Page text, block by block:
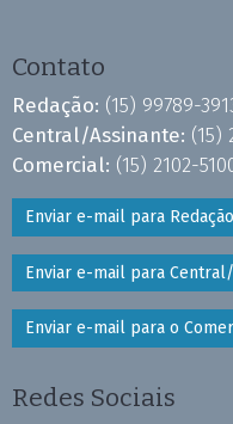
Contato
Redação: (15) 99789-
Central/Assinante: (15)
Comercial: (15) 2102-
Enviar e-mail para Redação
Enviar e-mail para
Enviar e-mail para o
Redes Sociais